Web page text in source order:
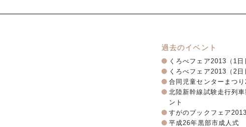
過去のイベント
くろべフェア2013（1日
くろべフェア2013（2日
合同児童センターまつ
北陸新幹線試験走行列
ント
すがのブックフェア2013
平成26年黒部市成人式